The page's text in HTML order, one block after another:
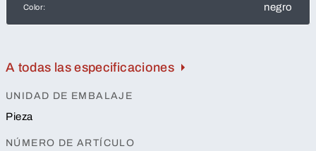
Color: negro
A todas las especificaciones
UNIDAD DE EMBALAJE
Pieza
NÚMERO DE ARTÍCULO